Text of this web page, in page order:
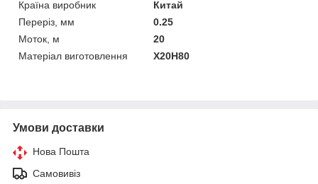
Країна виробник
Китай
Переріз, мм
0.25
Моток, м
20
Матеріал виготовлення
Х20Н80
Умови доставки
Нова Пошта
Самовивіз